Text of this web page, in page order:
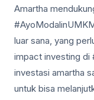
Amartha
luar sana, yang
impact investing di
investasi amartha
untuk bisa